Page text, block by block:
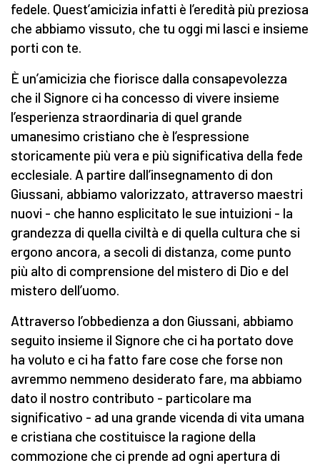
fedele. Quest’amicizia infatti è l’eredità più preziosa
che abbiamo vissuto, che tu oggi mi lasci e insieme
porti con te.
È un’amicizia che fiorisce dalla consapevolezza
che il Signore ci ha concesso di vivere insieme
l’esperienza straordinaria di quel grande
umanesimo cristiano che è l’espressione
storicamente più vera e più significativa della fede
ecclesiale. A partire dall’insegnamento di don
Giussani, abbiamo valorizzato, attraverso maestri
nuovi - che hanno esplicitato le sue intuizioni - la
grandezza di quella civiltà e di quella cultura che si
ergono ancora, a secoli di distanza, come punto
più alto di comprensione del mistero di Dio e del
mistero dell’uomo.
Attraverso l’obbedienza a don Giussani, abbiamo
seguito insieme il Signore che ci ha portato dove
ha voluto e ci ha fatto fare cose che forse non
avremmo nemmeno desiderato fare, ma abbiamo
dato il nostro contributo - particolare ma
significativo - ad una grande vicenda di vita umana
e cristiana che costituisce la ragione della
commozione che ci prende ad ogni apertura di